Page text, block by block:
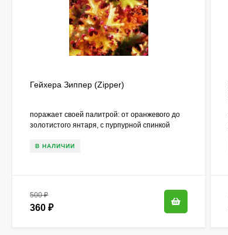
Гейхера Зиппер (Zipper)
поражает своей палитрой: от оранжевого до
золотистого янтаря, с пурпурной спинкой
В НАЛИЧИИ
500₽
360 ₽